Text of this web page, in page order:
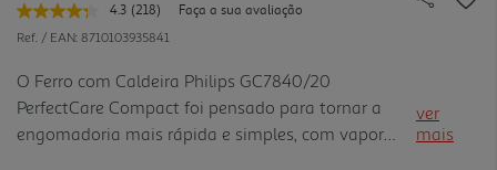
4.3 Leu
218
Link
para
a
mesma
página.
(218)
Faça a sua avaliação
Ref. / EAN: 8710103935841
O Ferro com Caldeira Philips GC7840/20
PerfectCare Compact foi pensado para tornar a
engomadoria mais rápida e simples, com vapor
ver
mais